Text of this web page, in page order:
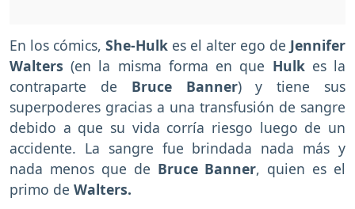
En los cómics, She-Hulk es el alter ego de Jennifer
Walters (en la misma forma en que Hulkes la
contraparte de Bruce Banner) y tiene sus
superpoderes gracias a una transfusión de sangre
debido a que su vida corría riesgo luego de un
accidente. La sangre fue brindada nada más y
nada menos que de Bruce Banner, quien es el
primo de Walters.